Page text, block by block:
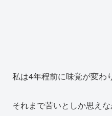
私は4年程前に味覚が変わり
それまで苦いとしか思え